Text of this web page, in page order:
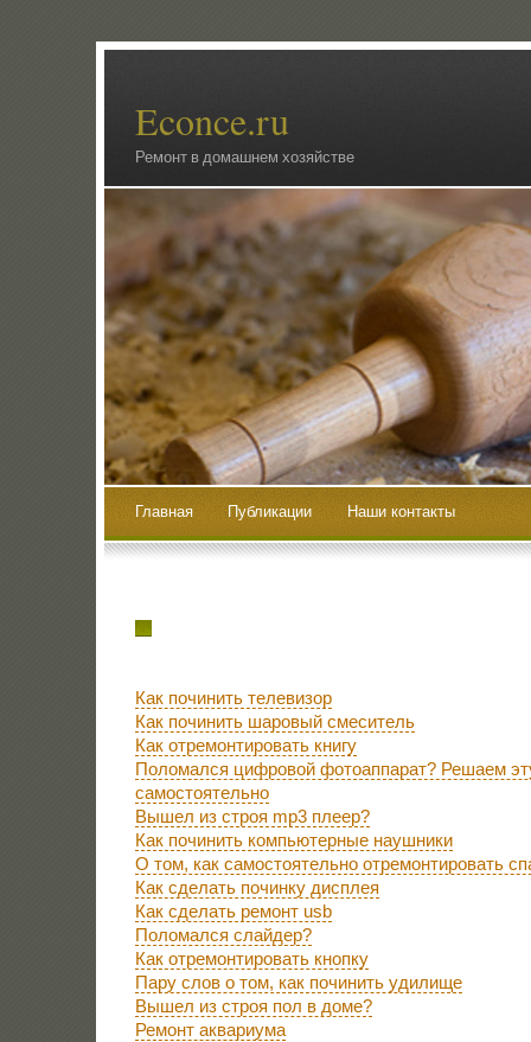
Econce.ru
Ремонт в домашнем хозяйстве
Главная Публикации Наши контакты
Как починить телевизор
Как починить шаровый смеситель
Как отремонтировать книгу
Поломался цифровой фотоаппарат? Решаем
самостоятельно
Вышел из строя mp3 плеер?
Как починить компьютерные наушники
О том, как самостоятельно отремонтировать
Как сделать починку дисплея
Как сделать ремонт usb
Поломался слайдер?
Как отремонтировать кнопку
Пару слов о том, как починить удилище
Вышел из строя пол в доме?
Ремонт аквариума